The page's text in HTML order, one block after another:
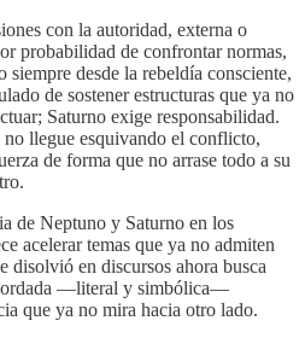
con la autoridad, externa o
probabilidad de confrontar normas,
siempre desde la rebeldía consciente,
de sostener estructuras que ya no
Saturno exige responsabilidad.
llegue esquivando el conflicto,
de forma que no arrase todo a su
de Neptuno y Saturno en los
acelerar temas que ya no admiten
disolvió en discursos ahora busca
—literal y simbólica—
que ya no mira hacia otro lado.